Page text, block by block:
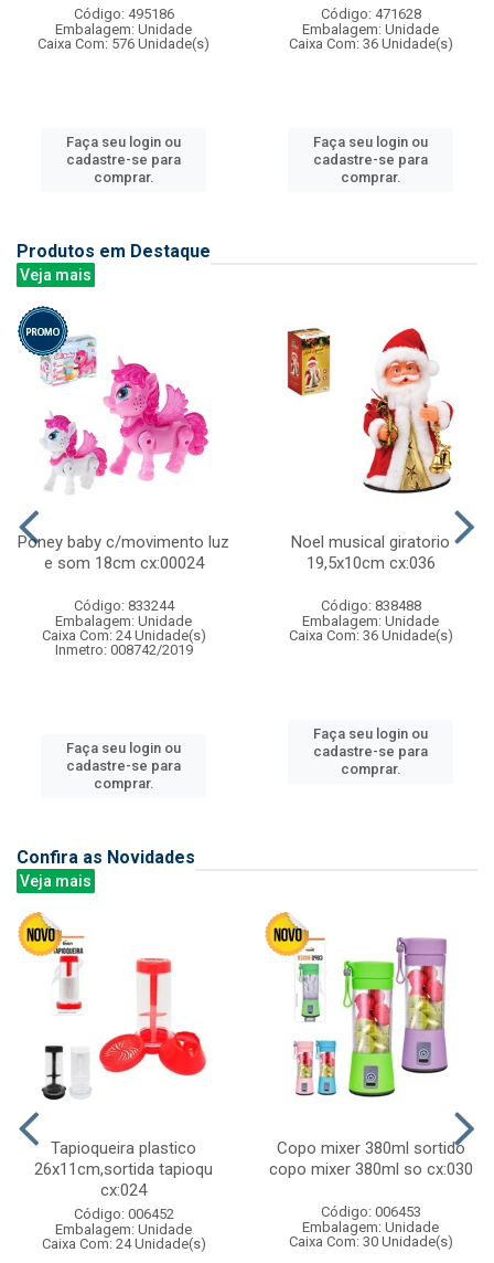
Código: 495186
Embalagem: Unidade
Caixa Com: 576 Unidade(s)
Faça seu login ou
cadastre-se para
comprar.
Código: 471628
Embalagem: Unidade
Caixa Com: 36 Unidade(s)
Faça seu login ou
cadastre-se para
comprar.
Produtos em Destaque
Veja mais
Poney baby c/movimento luz
e som 18cm cx:00024
Código: 833244
Embalagem: Unidade
Caixa Com: 24 Unidade(s)
Inmetro: 008742/2019
Faça seu login ou
cadastre-se para
comprar.
Noel musical giratorio
19,5x10cm cx:036
Código: 838488
Embalagem: Unidade
Caixa Com: 36 Unidade(s)
Faça seu login ou
cadastre-se para
comprar.
Confira as Novidades
Veja mais
Tapioqueira plastico
26x11cm,sortida tapioqu
cx:024
Código: 006452
Embalagem: Unidade
Caixa Com: 24 Unidade(s)
Copo mixer 380ml sortido
copo mixer 380ml so cx:030
Código: 006453
Embalagem: Unidade
Caixa Com: 30 Unidade(s)